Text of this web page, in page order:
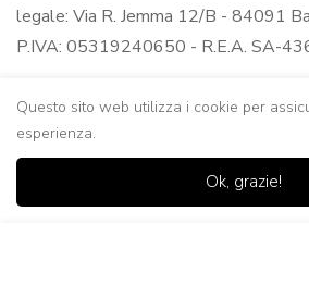
legale: Via R. Jemma 12/B - 84091
P.IVA: 05319240650 - R.E.A. SA-
Questo sito web utilizza i cookie per
esperienza.
Ok, grazie!
Casa Negozio
0
Lista dei